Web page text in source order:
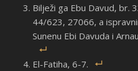
Bilježi ga Ebu Davud, br.
44/623, 27066, a
Sunenu Ebi Davuda i
El-Fatiha, 6-7.